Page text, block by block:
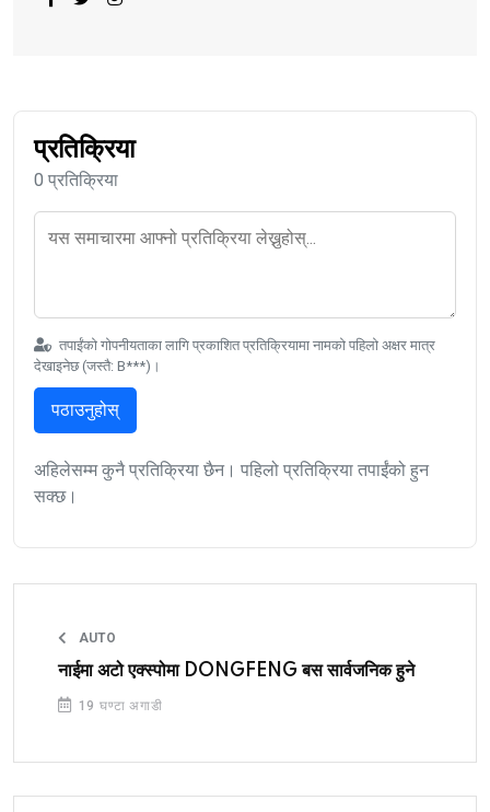
प्रतिक्रिया
0 प्रतिक्रिया
तपाईंको गोपनीयताका लागि प्रकाशित प्रतिक्रियामा नामको पहिलो अक्षर मात्र
देखाइनेछ (जस्तै: B***)।
पठाउनुहोस्
अहिलेसम्म कुनै प्रतिक्रिया छैन। पहिलो प्रतिक्रिया तपाईंको हुन
सक्छ।
AUTO
नाईमा अटो एक्स्पोमा DONGFENG बस सार्वजनिक हुने
19 घण्टा अगाडी